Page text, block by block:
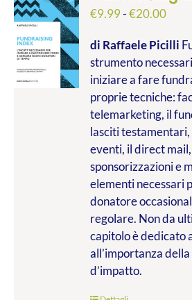
€9.99-€20.00Fascia
da
a
di Raffaele Picilli
strumento
iniziare a fare
proprie tecniche:
telemarketing, il
lasciti testamentari,
eventi, il direct
sponsorizzazioni e
elementi necessari
donatore
regolare. Non da
capitolo è dedicato
all’importanza
d’impatto.